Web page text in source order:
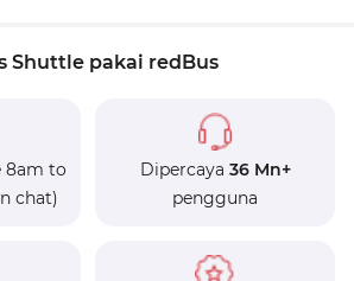
Shuttle pakai redBus
8am to
chat)
Dipercaya 36 Mn+
pengguna